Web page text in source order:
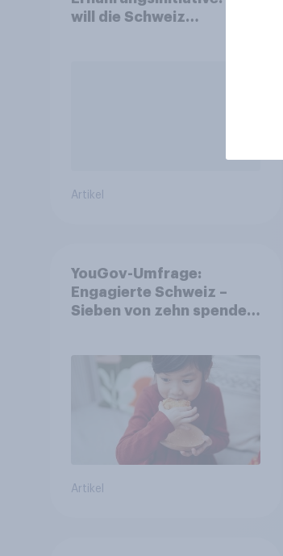
will die Schweiz
Artikel
YouGov-Umfrage:
Engagierte Schweiz –
Sieben von zehn spenden,
Artikel